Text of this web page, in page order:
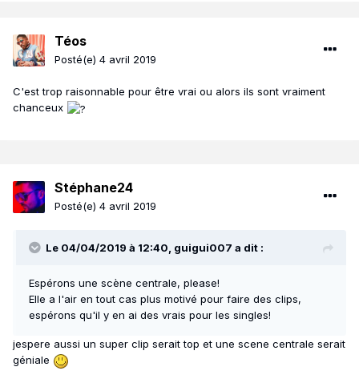
Téos
Posté(e) 4 avril 2019
C'est trop raisonnable pour être vrai ou alors ils sont vraiment
chanceux
Stéphane24
Posté(e) 4 avril 2019
Le 04/04/2019 à 12:40, guigui007 a dit :
Espérons une scène centrale, please!
Elle a l'air en tout cas plus motivé pour faire des clips,
espérons qu'il y en ai des vrais pour les singles!
jespere aussi un super clip serait top et une scene centrale serait
géniale